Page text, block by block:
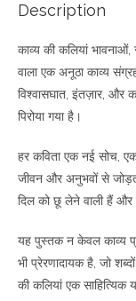
Description
काव्य की कलियां
वाला एक अनूठा काव्य
विश्वासघात, इंतज़ार, और
पिरोया गया है।
हर कविता एक नई सोच,
जीवन और अनुभवों से
दिल को छू लेने वाली हैं और
यह पुस्तक न केवल काव्य
भी प्रेरणादायक है, जो
की कलियां एक साहित्यिक